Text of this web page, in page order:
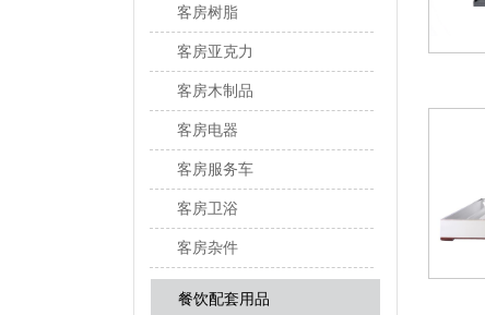
客房树脂
客房亚克力
客房木制品
客房电器
客房服务车
客房卫浴
客房杂件
餐饮配套用品